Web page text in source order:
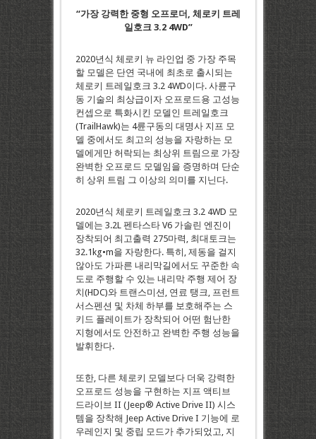
“가장 강력한 중형 오프로더, 체로키 트레
일호크 3.2 4WD”
2020년식 체로키 뉴 라인업 중 가장 주목
할 모델은 단연 국내에 최초로 출시되는
체로키 트레일호크 3.2 4WD이다. 사륜구
동 기술의 최상급이자 오프로드용 고성능
컨셉으로 특화시킨 모델인 트레일호크
(TrailHawk)는 4륜구동의 대명사 지프 모
델 중에서도 최고의 성능을 자랑하는 모
델에게만 허락되는 최상위 트림으로 가장
완벽한 오프로드 모델임을 증명하며 단순
히 상위 트림 그 이상의 의미를 지닌다.
2020년식 체로키 트레일호크 3.2 4WD 모
델에는 3.2L 펜타스타 V6 가솔린 엔진이
장착되어 최고출력 275마력, 최대토크는
32.1kg•m을 자랑한다. 특히, 제동을 걸지
않아도 가파른 내리막길에서도 꾸준한 속
도로 주행할 수 있는 내리막 주행 제어 장
치(HDC)와 트랜스미션, 연료 탱크, 프런트
서스펜션 및 차체 하부를 보호해주는 스
키드 플레이트가 장착되어 어떤 험난한
지형에서도 안전하고 완벽한 주행 성능을
발휘한다.
또한, 다른 체로키 모델보다 더욱 강력한
오프로드 성능을 구현하는 지프 액티브
드라이브 II (Jeep® Active Drive II) 시스
템을 장착해 Jeep Active Drive I 기능에 로
우레인지 및 중립 모드가 추가되었고, 지